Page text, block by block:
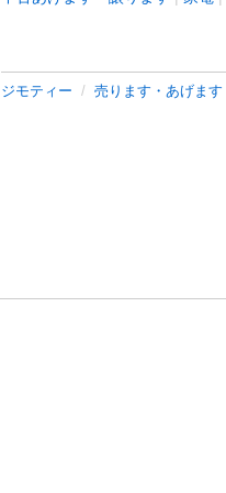
ジモティー 売ります・あげます